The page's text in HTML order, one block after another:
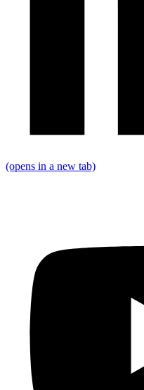
(opens in a new tab)